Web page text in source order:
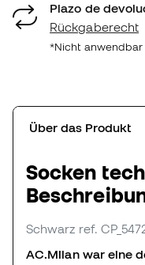
Plazo de
Rückgaberecht
*Nicht anwendbar
Über das Produkt
Socken
Schwarz ref.
AC.Milan war eine